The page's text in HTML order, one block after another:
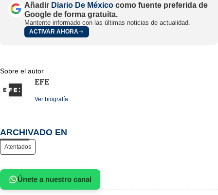
Añadir Diario De México como fuente preferida de
Google de forma gratuita.
Mantente informado con las últimas noticias de actualidad.
ACTIVAR AHORA
Sobre el autor
EFE
Ver biografía
ARCHIVADO EN
Atentados
Únete a nuestro canal